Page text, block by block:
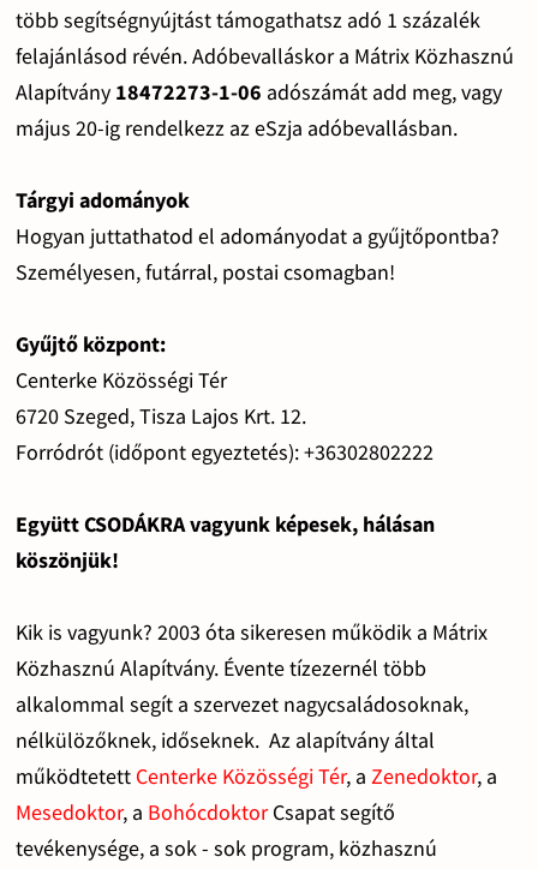
több segítségnyújtást támogathatsz adó 1 százalék
felajánlásod révén. Adóbevalláskor a Mátrix Közhasznú
Alapítvány 18472273-1-06 adószámát add meg, vagy
május 20-ig rendelkezz az eSzja adóbevallásban.
Tárgyi adományok
Hogyan juttathatod el adományodat a gyűjtőpontba?
Személyesen, futárral, postai csomagban!
Gyűjtő központ:
Centerke Közösségi Tér
6720 Szeged, Tisza Lajos Krt. 12.
Forródrót (időpont egyeztetés): +36302802222
Együtt CSODÁKRA vagyunk képesek, hálásan
köszönjük!
Kik is vagyunk? 2003 óta sikeresen működik a Mátrix
Közhasznú Alapítvány. Évente tízezernél több
alkalommal segít a szervezet nagycsaládosoknak,
nélkülözőknek, időseknek. Az alapítvány által
működtetett Centerke Közösségi Tér, a Zenedoktor, a
Mesedoktor, a BohócdoktorCsapat segítő
tevékenysége, a sok - sok program, közhasznú